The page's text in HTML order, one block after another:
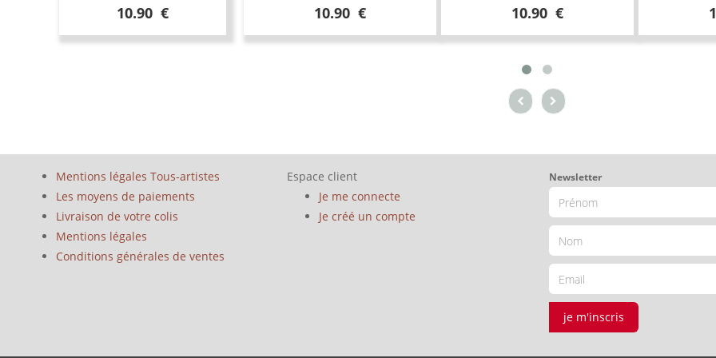
10.90 € 10.90 € 10.90 €
Mentions légales Tous-artistes
Les moyens de paiements
Livraison de votre colis
Mentions légales
Conditions générales de ventes
Espace client
Je me connecte
Je créé un compte
Newsletter
je m'inscris